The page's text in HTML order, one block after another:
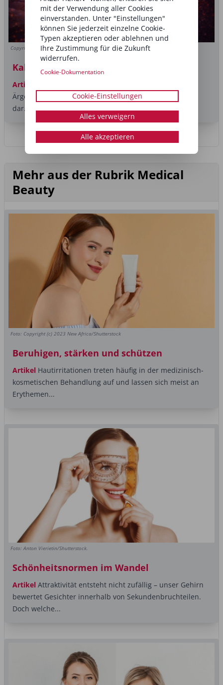
Copyright (c) Gehwohl
Kaltplasma bei Nagelpilz
Artikel
Ärgernis: Er stellt eine medizinisch relevante Belastung
dar. Der Erreger...
Mehr aus der Rubrik Medical
Beauty
Foto: Copyright (c) 2023 New Africa/Shutterstock
Beruhigen, stärken und schützen
Artikel Hautirritationen treten häufig in der medizinisch-
kosmetischen Behandlung auf und lassen sich meist an
Erythemen...
Foto: Anton Vierietin/Shutterstock.
Schönheitsnormen im Wandel
Artikel Attraktivität entsteht nicht zufällig – unser Gehirn
bewertet Gesichter innerhalb von Sekundenbruchteilen.
Doch welche...
mit der Verwendung aller Cookies
einverstanden. Unter "Einstellungen"
können Sie jederzeit einzelne Cookie-
Typen akzeptieren oder ablehnen und
Ihre Zustimmung für die Zukunft
widerrufen.
Cookie-Dokumentation
Cookie-Einstellungen
Alles verweigern
Alle akzeptieren